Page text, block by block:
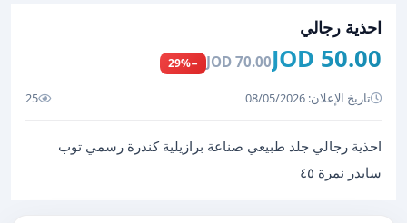
احذية رجالي
50.00 JOD
70.00 JOD
−29%
تاريخ الإعلان: 08/05/2026 25
احذية رجالي جلد طبيعي صناعة برازيلية كندرة رسمي توب
سايدر نمرة ٤٥